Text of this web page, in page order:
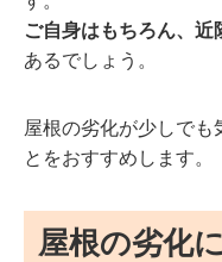
ご自身はもちろん、
あるでしょう。
屋根の劣化が少しでも
とをおすすめします。
屋根の劣化